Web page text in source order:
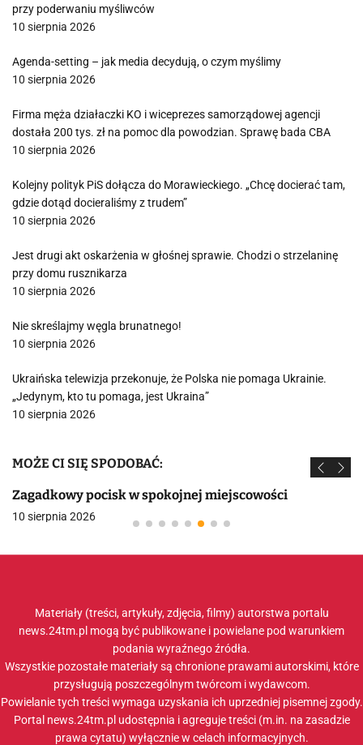
przy poderwaniu myśliwców
10 sierpnia 2026
Agenda-setting – jak media decydują, o czym myślimy
10 sierpnia 2026
Firma męża działaczki KO i wiceprezes samorządowej agencji
dostała 200 tys. zł na pomoc dla powodzian. Sprawę bada CBA
10 sierpnia 2026
Kolejny polityk PiS dołącza do Morawieckiego. „Chcę docierać tam,
gdzie dotąd docieraliśmy z trudem”
10 sierpnia 2026
Jest drugi akt oskarżenia w głośnej sprawie. Chodzi o strzelaninę
przy domu rusznikarza
10 sierpnia 2026
Nie skreślajmy węgla brunatnego!
10 sierpnia 2026
Ukraińska telewizja przekonuje, że Polska nie pomaga Ukrainie.
„Jedynym, kto tu pomaga, jest Ukraina”
10 sierpnia 2026
MOŻE CI SIĘ SPODOBAĆ:
Zagadkowy pocisk w spokojnej miejscowości
10 sierpnia 2026
Materiały (treści, artykuły, zdjęcia, filmy) autorstwa portalu
news.24tm.pl mogą być publikowane i powielane pod warunkiem
podania wyraźnego źródła.
Wszystkie pozostałe materiały są chronione prawami autorskimi, które
przysługują poszczególnym twórcom i wydawcom.
Powielanie tych treści wymaga uzyskania ich uprzedniej pisemnej zgody.
Portal news.24tm.pl udostępnia i agreguje treści (m.in. na zasadzie
prawa cytatu) wyłącznie w celach informacyjnych.